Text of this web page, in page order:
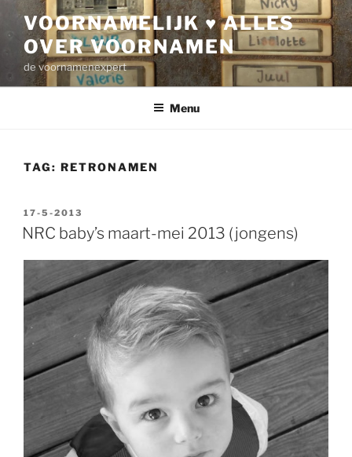
inhoud
VOORNAMELIJK ♥ ALLES
OVER VOORNAMEN
de voornamenexpert
Menu
TAG: RETRONAMEN
GEPLAATST
OP
17-5-2013
NRC baby’s maart-mei 2013 (jongens)